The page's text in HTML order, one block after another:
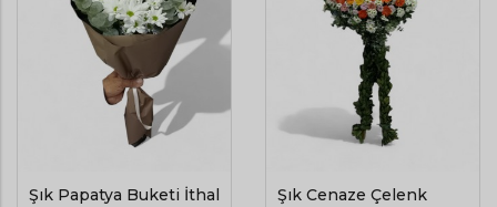
Şık Papatya Buketi İthal
Şık Cenaze Çelenk